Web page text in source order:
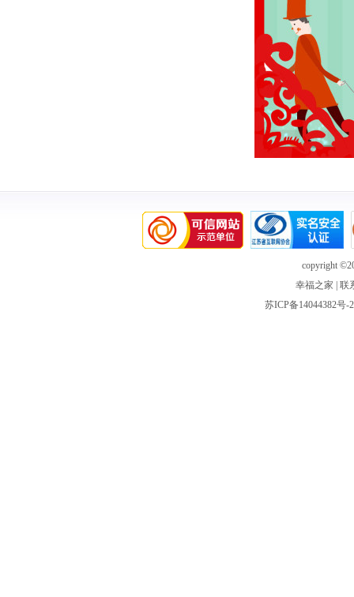
copyright
幸福之家
联
苏ICP备14044382号-2